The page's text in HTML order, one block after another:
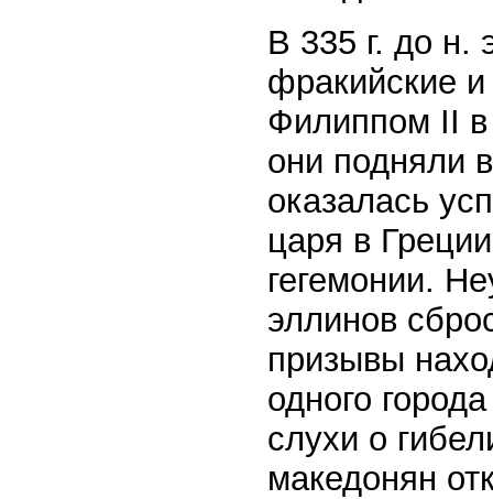
В 335 г. до н.
фракийские
Филиппом II в
они подняли
оказалась
царя в
гегемонии.
эллинов
призывы
одного
слухи о
македонян